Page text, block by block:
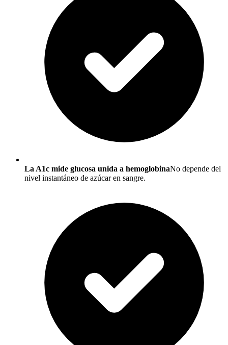
La A1c mide glucosa unida a hemoglobinaNo depende del
nivel instantáneo de azúcar en sangre.